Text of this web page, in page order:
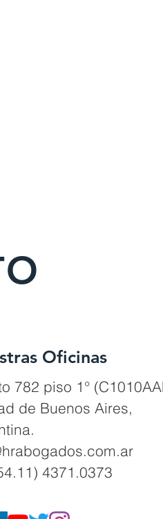
Oficinas
782 piso 1°
de Buenos Aires,
4371.0373